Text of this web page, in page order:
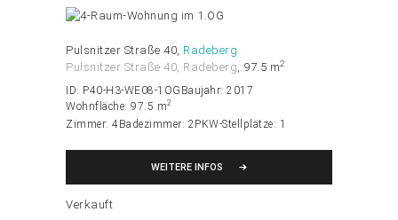
Pulsnitzer Straße 40 Radeberg
Pulsnitzer Straße 40, Radeberg 97.5 m2
ID: P40-H3-WE08-1OG Baujahr: 2017
Wohnfläche: 97.5 m2
Zimmer: 4 Badezimmer: 2 PKW-Stellplätze: 1
WEITERE INFOS
Verkauft